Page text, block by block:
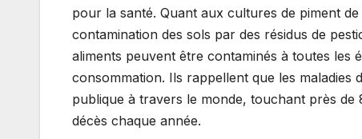
pour la santé. Quant aux cultures de piment
contamination des sols par des résidus de
aliments peuvent être contaminés à toutes les
consommation. Ils rappellent que les maladies
publique à travers le monde, touchant près
décès chaque année.